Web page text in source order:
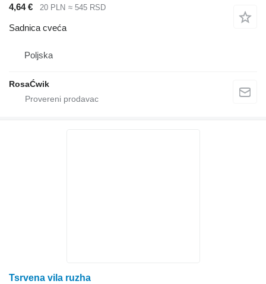
4,64 €
20 PLN ≈ 545 RSD
Sadnica cveća
Poljska
RosaĆwik
Tsrvena vila ruzha